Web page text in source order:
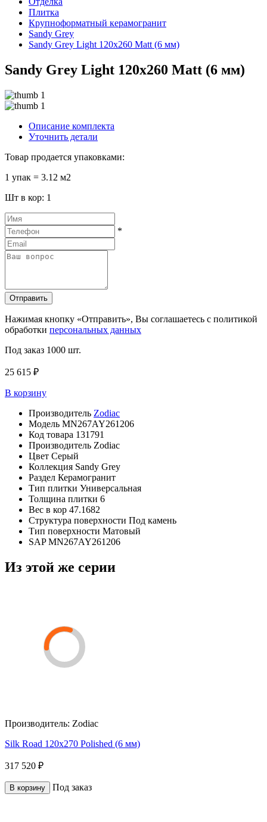
Плитка
Крупноформатный керамогранит
Sandy Grey
Sandy Grey Light 120x260 Matt (6 мм)
Sandy Grey Light 120x260 Matt (6 мм)
Описание комплекта
Уточнить детали
Товар продается упаковками:
1 упак = 3.12 м2
Шт в кор: 1
*
Отправить
Нажимая кнопку «Отправить», Вы соглашаетесь с политикой
обработки персональных данных
Под заказ 1000 шт.
25 615 ₽
В корзину
Производитель Zodiac
Модель MN267AY261206
Код товара 131791
Производитель Zodiac
Цвет Серый
Коллекция Sandy Grey
Раздел Керамогранит
Тип плитки Универсальная
Толщина плитки 6
Вес в кор 47.1682
Структура поверхности Под камень
Тип поверхности Матовый
SAPMN267AY261206
Из этой же серии
Производитель: Zodiac
Silk Road 120x270 Polished (6 мм)
317 520 ₽
В корзину Под заказ